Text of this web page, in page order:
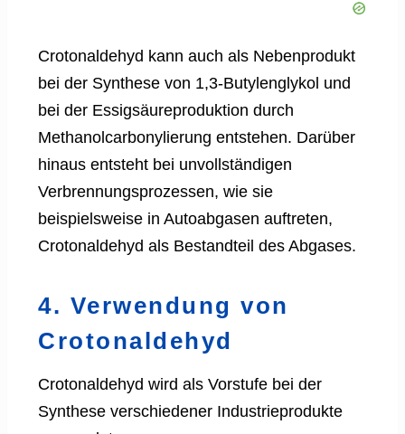
Crotonaldehyd kann auch als Nebenprodukt
bei der Synthese von 1,3-Butylenglykol und
bei der Essigsäureproduktion durch
Methanolcarbonylierung entstehen. Darüber
hinaus entsteht bei unvollständigen
Verbrennungsprozessen, wie sie
beispielsweise in Autoabgasen auftreten,
Crotonaldehyd als Bestandteil des Abgases.
4. Verwendung von
Crotonaldehyd
Crotonaldehyd wird als Vorstufe bei der
Synthese verschiedener Industrieprodukte